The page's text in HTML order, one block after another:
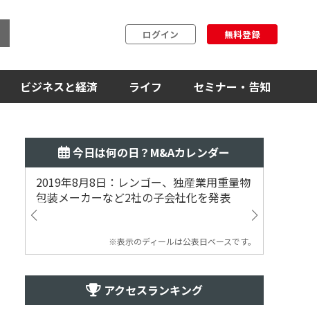
ログイン 無料登録
ビジネスと経済 ライフ セミナー・告知
今日は何の日？M&Aカレンダー
2019年8月8日：レンゴー、独産業用重量物
包装メーカーなど2社の子会社化を発表
※表示のディールは公表日ベースです。
アクセスランキング